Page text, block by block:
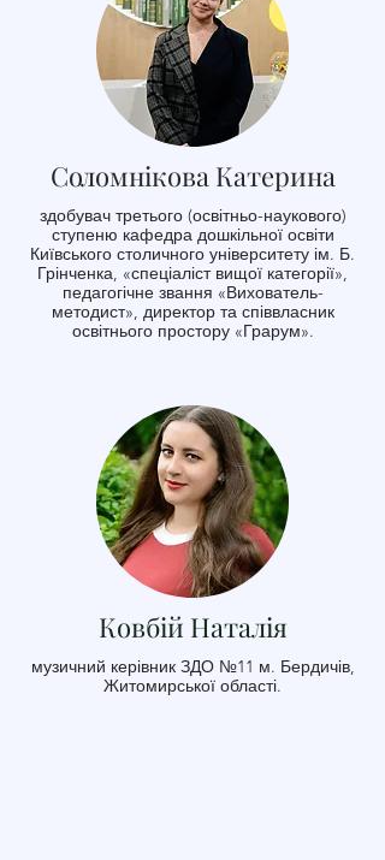
Соломнікова Катерина
здобувач третього (освітньо-наукового)
ступеню кафедра дошкільної освіти
Київського столичного університету ім. Б.
Грінченка, «спеціаліст вищої категорії»,
педагогічне звання «Вихователь-
методист», директор та співвласник
освітнього простору «Грарум».
Ковбій Наталія
музичний керівник ЗДО №11 м. Бердичів,
Житомирської області.